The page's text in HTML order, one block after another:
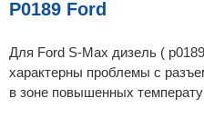
P0189 Ford
Для Ford S-Max дизель (
характерны проблемы с
в зоне повышенных